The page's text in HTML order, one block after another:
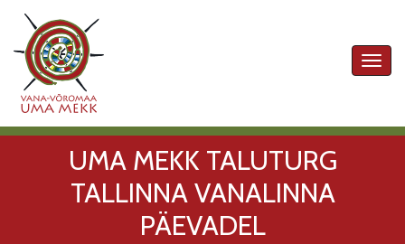
UMA MEKK TALUTURG
TALLINNA VANALINNA
PÄEVADEL